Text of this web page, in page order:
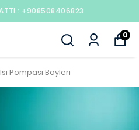
: +908508406823
0
Pompası Boyleri